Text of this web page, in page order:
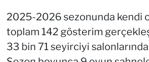
2025-2026 sezonunda kendi
toplam 142 gösterim
33 bin 71 seyirciyi salonlarında